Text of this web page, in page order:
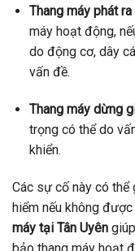
Thang máy phát
máy hoạt động,
do động cơ, dây
vấn đề.
Thang máy dừng
trọng có thể do
khiển.
Các sự cố này có
hiểm nếu không
máy tại Tân Uyên
bảo thang máy hoạt